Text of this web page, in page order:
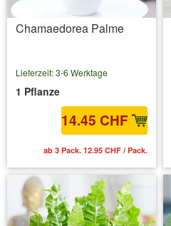
Chamaedorea Palme
Lieferzeit: 3-6 Werktage
1 Pflanze
14.45 CHF
ab 3 Pack. 12.95 CHF / Pack.